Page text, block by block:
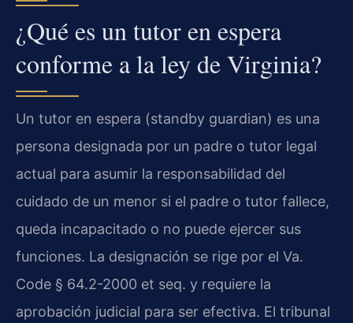
¿Qué es un tutor en espera
conforme a la ley de Virginia?
Un tutor en espera (standby guardian) es una
persona designada por un padre o tutor legal
actual para asumir la responsabilidad del
cuidado de un menor si el padre o tutor fallece,
queda incapacitado o no puede ejercer sus
funciones. La designación se rige por el Va.
Code § 64.2-2000 et seq. y requiere la
aprobación judicial para ser efectiva. El tribunal